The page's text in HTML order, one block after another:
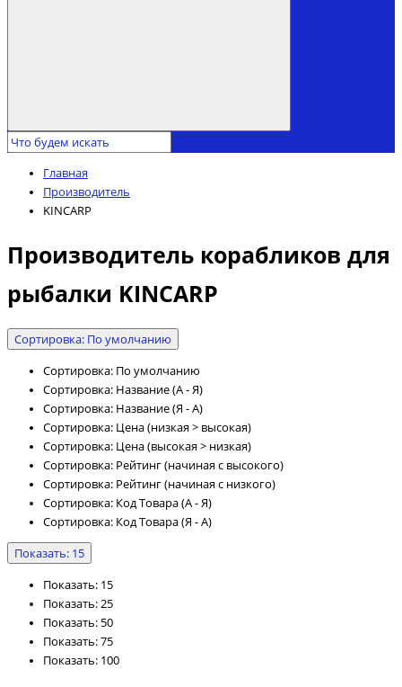
Главная
Производитель
KINCARP
Производитель корабликов для
рыбалки KINCARP
Сортировка: По умолчанию
Сортировка: По умолчанию
Сортировка: Название (А - Я)
Сортировка: Название (Я - А)
Сортировка: Цена (низкая > высокая)
Сортировка: Цена (высокая > низкая)
Сортировка: Рейтинг (начиная с высокого)
Сортировка: Рейтинг (начиная с низкого)
Сортировка: Код Товара (А - Я)
Сортировка: Код Товара (Я - А)
Показать: 15
Показать: 15
Показать: 25
Показать: 50
Показать: 75
Показать: 100